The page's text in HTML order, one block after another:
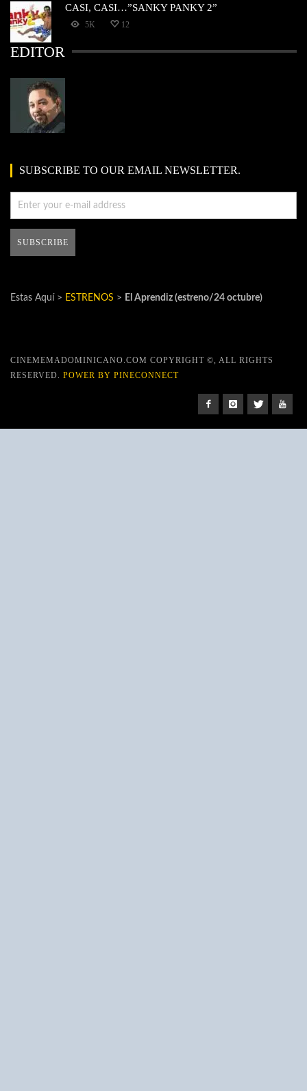
CASI, CASI…”SANKY PANKY 2”
5K 12
EDITOR
SUBSCRIBE TO OUR EMAIL NEWSLETTER.
Estas Aquí > ESTRENOS > El Aprendiz (estreno/24 octubre)
CINEMEMADOMINICANO.COM COPYRIGHT ©, ALL RIGHTS
RESERVED. POWER BY PINECONNECT